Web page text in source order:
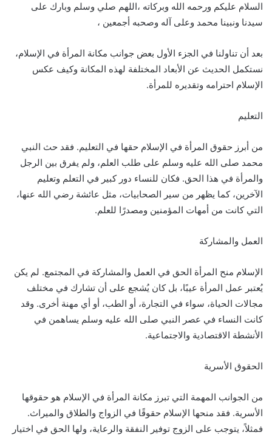
السلام عليكم ورحمه الله وبركاته ،اللهم صلي وسلم وبارك على
سيدنا ونبينا محمد وعلى آله وصحبه أجمعين ،
بعد أن تناولنا في الجزء الأول بعض جوانب مكانة المرأة في الإسلام،
نستكمل الحديث عن الأبعاد المختلفة لهذه المكانة وكيف عكس
الإسلام احترامه وتقديره للمرأة.
التعليم
من أبرز حقوق المرأة في الإسلام حقها في التعليم. فقد حث النبي
محمد صلى الله عليه وسلم على طلب العلم، ولم يفرق بين الرجل
والمرأة في هذا الحق. فكان للنساء دور كبير في التعلم وتعليم
الآخرين، كما يظهر من سير الصحابيات، مثل عائشة رضي الله عنها،
التي كانت من أمهات المؤمنين ومصدرًا للعلم.
العمل والمشاركة
الإسلام منح المرأة الحق في العمل والمشاركة في المجتمع. لم يكن
يُعتبر عمل المرأة عيبًا، بل كان يُشجع على أن تشارك في مختلف
مجالات الحياة، سواء في التجارة، أو الطب، أو أي مهنة أخرى. وقد
كانت النساء في عصر النبي صلى الله عليه وسلم يساهمن في
الأنشطة الاقتصادية والاجتماعية.
الحقوق الأسرية
من الجوانب المهمة التي تبرز مكانة المرأة في الإسلام هو حقوقها
الأسرية. فقد منحها الإسلام حقوقًا في الزواج والطلاق والميراث.
فمثلاً، يتوجب على الزوج توفير النفقة والرعاية، ولها الحق في اختيار